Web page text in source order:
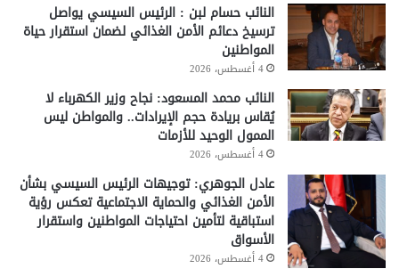
النائب حسام لبن : الرئيس السيسي يواصل
ترسيخ دعائم الأمن الغذائي لضمان استقرار حياة
المواطنين
4 أغسطس، 2026
النائب محمد المسعود: نجاح وزير الكهرباء لا
يُقاس بريادة حجم الإيرادات.. والمواطن ليس
الممول الوحيد للأزمات
4 أغسطس، 2026
عادل الجوهري: توجيهات الرئيس السيسي بشأن
الأمن الغذائي والحماية الاجتماعية تعكس رؤية
استباقية لتأمين احتياجات المواطنين واستقرار
الأسواق
4 أغسطس، 2026